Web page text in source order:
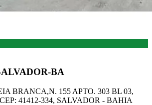
BA
BRANCA,N. 155 APTO. 303 BL 03,
41412-334, SALVADOR - BAHIA